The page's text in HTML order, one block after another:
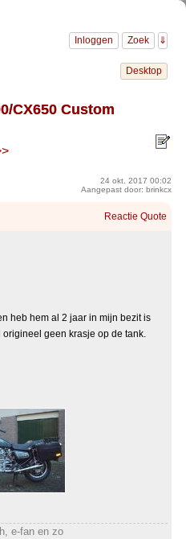
CX650 Custom
24 okt. 2017 00:02
Aangepast door: brinkcx
Reactie Quote
heb hem al 2 jaar in mijn bezit is
geen krasje op de tank.
e-fan en zo